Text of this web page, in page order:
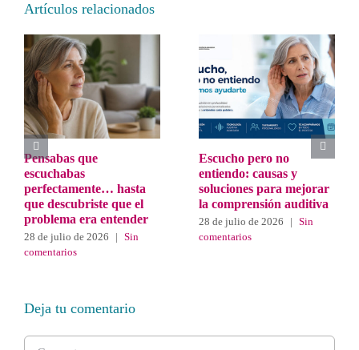
Artículos relacionados
Pensabas que
escuchabas
perfectamente… hasta
que descubriste que el
problema era entender
28 de julio de 2026 | Sin
comentarios
Escucho pero no
entiendo: causas y
soluciones para mejorar
la comprensión auditiva
28 de julio de 2026 | Sin
comentarios
Deja tu comentario
Comentar